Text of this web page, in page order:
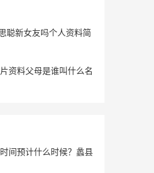
聪新女友吗个人资料简
资料父母是谁叫什么名
间预计什么时候？蠡县